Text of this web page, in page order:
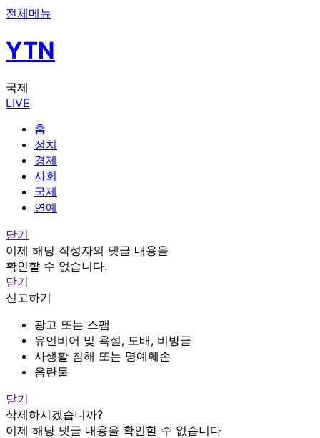
전체메뉴
YTN
국제
LIVE
홈
정치
경제
사회
국제
연예
닫기
이제 해당 작성자의 댓글 내용을
확인할 수 없습니다.
닫기
신고하기
광고 또는 스팸
유언비어 및 욕설, 도배, 비방글
사생활 침해 또는 명예훼손
음란물
닫기
삭제하시겠습니까?
이제 해당 댓글 내용을 확인할 수 없습니다